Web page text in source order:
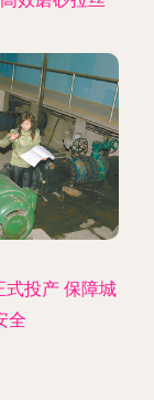
式投产 保障城
全